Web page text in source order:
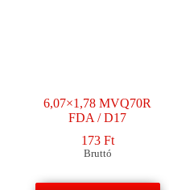
6,07×1,78 MVQ70R
FDA / D17
173 Ft
Bruttó